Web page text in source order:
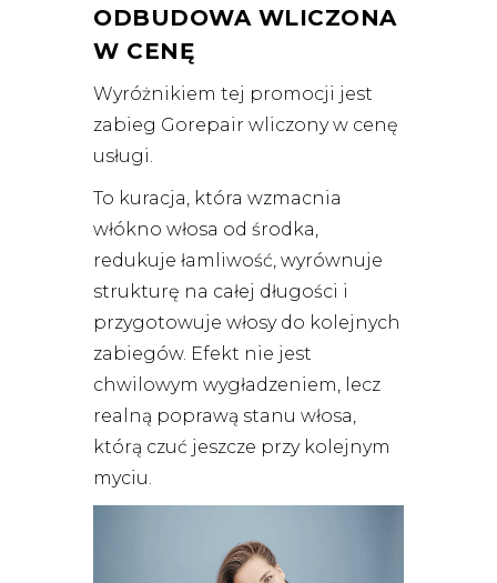
ODBUDOWA WLICZONA
W CENĘ
Wyróżnikiem tej promocji jest
zabieg Gorepair wliczony w cenę
usługi.
To kuracja, która wzmacnia
włókno włosa od środka,
redukuje łamliwość, wyrównuje
strukturę na całej długości i
przygotowuje włosy do kolejnych
zabiegów. Efekt nie jest
chwilowym wygładzeniem, lecz
realną poprawą stanu włosa,
którą czuć jeszcze przy kolejnym
myciu.